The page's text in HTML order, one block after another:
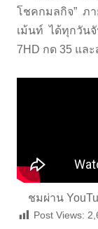
โชคกมลกิจ” ภา
เม้นท์ ได้ทุกวันจั
7HD กด 35 แล
ชมผ่าน
Post Views: